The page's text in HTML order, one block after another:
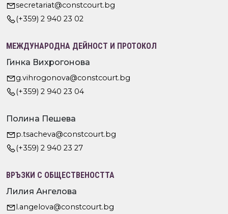
secretariat@constcourt.bg
(+359) 2 940 23 02
МЕЖДУНАРОДНА ДЕЙНОСТ И ПРОТОКОЛ
Гинка Вихрогонова
g.vihrogonova@constcourt.bg
(+359) 2 940 23 04
Полина Пешева
p.tsacheva@constcourt.bg
(+359) 2 940 23 27
ВРЪЗКИ С ОБЩЕСТВЕНОСТТА
Лилия Ангелова
l.angelova@constcourt.bg